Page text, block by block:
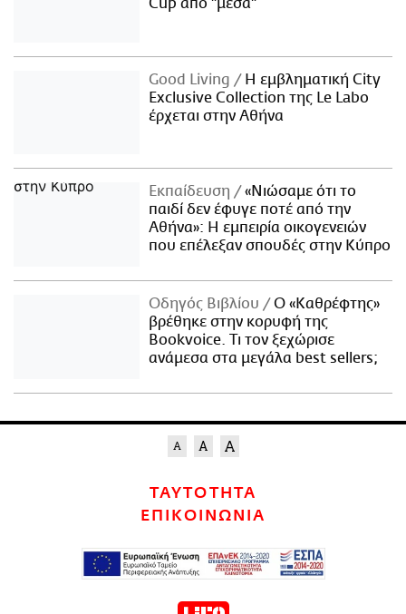
Cup από "μέσα"
Good Living
Η εμβληματική City
Exclusive Collection της Le Labo
έρχεται στην Αθήνα
Εκπαίδευση
«Νιώσαμε ότι το
παιδί δεν έφυγε ποτέ από την
Αθήνα»: Η εμπειρία οικογενειών
που επέλεξαν σπουδές στην Κύπρο
Οδηγός Βιβλίου
Ο «Καθρέφτης»
βρέθηκε στην κορυφή της
Bookvoice. Τι τον ξεχώρισε
ανάμεσα στα μεγάλα best sellers;
ΤΑΥΤΟΤΗΤΑ
ΕΠΙΚΟΙΝΩΝΙΑ